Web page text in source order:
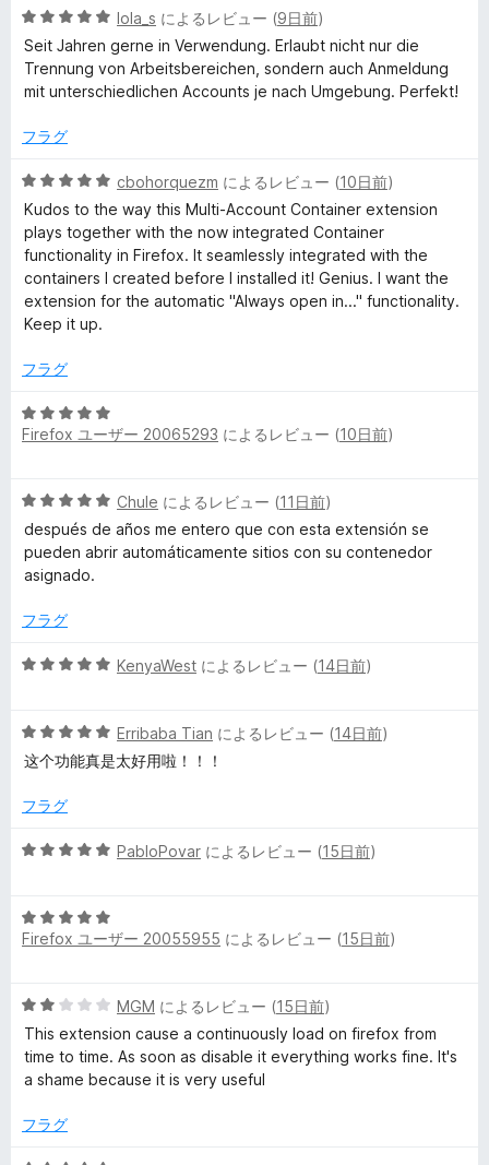
n
t
a
i
n
e
s
の
レ
ビ
価
1
の
評
価
5
段
階
中
の
価
lola_s によるレビュー (9日前)
Seit Jahren gerne in Verwendung. Erlaubt nicht nur die
Trennung von Arbeitsbereichen, sondern auch Anmeldung
mit unterschiedlichen Accounts je nach Umgebung. Perfekt!
フラグ
5
段
階
中
5
の
評
cbohorquezm によるレビュー (10日前)
Kudos to the way this Multi-Account Container extension
plays together with the now integrated Container
functionality in Firefox. It seamlessly integrated with the
containers I created before I installed it! Genius. I want the
extension for the automatic "Always open in..." functionality.
Keep it up.
フラグ
5
段
5
の
評
価
Firefox ユーザー 20065293 によるレビュー (10日前)
5
段
階
中
の
価
Chule によるレビュー (11日前)
después de años me entero que con esta extensión se
pueden abrir automáticamente sitios con su contenedor
asignado.
フラグ
5
中
5
評
KenyaWest によるレビュー (14日前)
5
段
中
の
Erribaba Tian によるレビュー (14日前)
这个功能真是太好用啦！！！
フラグ
5
中
5
価
PabloPovar によるレビュー (15日前)
5
段
5
の
評
価
Firefox ユーザー 20055955 によるレビュー (15日前)
5
段
階
中
の
MGM によるレビュー (15日前)
This extension cause a continuously load on firefox from
time to time. As soon as disable it everything works fine. It's
a shame because it is very useful
フラグ